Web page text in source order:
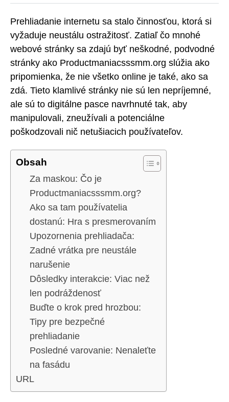
Prehliadanie internetu sa stalo činnosťou, ktorá si
vyžaduje neustálu ostražitosť. Zatiaľ čo mnohé
webové stránky sa zdajú byť neškodné, podvodné
stránky ako Productmaniacsssmm.org slúžia ako
pripomienka, že nie všetko online je také, ako sa
zdá. Tieto klamlivé stránky nie sú len nepríjemné,
ale sú to digitálne pasce navrhnuté tak, aby
manipulovali, zneužívali a potenciálne
poškodzovali nič netušiacich používateľov.
Obsah
Za maskou: Čo je
Productmaniacsssmm.org?
Ako sa tam používatelia
dostanú: Hra s presmerovaním
Upozornenia prehliadača:
Zadné vrátka pre neustále
narušenie
Dôsledky interakcie: Viac než
len podráždenosť
Buďte o krok pred hrozbou:
Tipy pre bezpečné
prehliadanie
Posledné varovanie: Nenaleťte
na fasádu
URL